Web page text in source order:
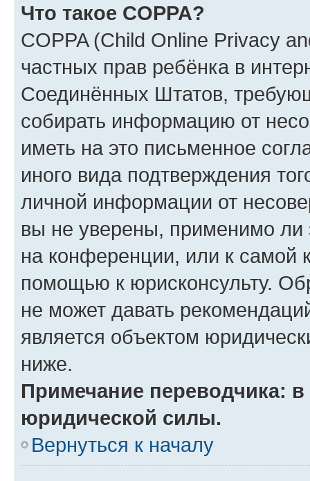
Что такое COPPA?
COPPA (Child Online Privacy
частных прав ребёнка в
Соединённых Штатов,
собирать информацию от
иметь на это письменное
иного вида подтверждения
личной информации от
вы не уверены, применимо ли
на конференции, или к самой
помощью к юрисконсульту.
не может давать
является объектом
ниже.
Примечание переводчика:
юридической силы.
Вернуться к началу